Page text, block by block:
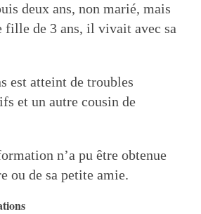
deux ans, non marié, mais
fille de 3 ans, il vivait avec sa
est atteint de troubles
et un autre cousin de
n’a pu être obtenue
ou de sa petite amie.